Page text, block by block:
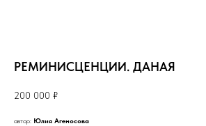
РЕМИНИСЦЕНЦИИ. ДАНАЯ
200 000 ₽
автор: Юлия Агеносова